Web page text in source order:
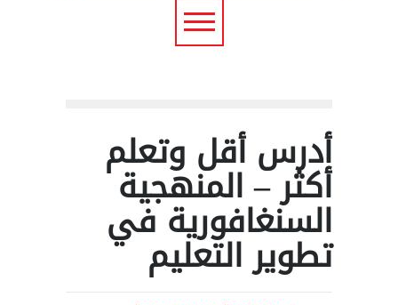
أدرس أقل وتعلم
أكثر – المنهجية
السنغافورية في
تطوير التعليم